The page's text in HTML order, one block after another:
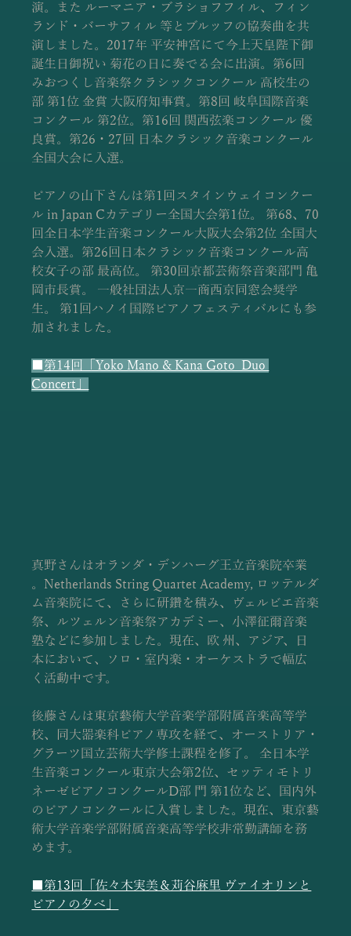
演。また ルーマニア・ブラショフフィル、フィン
ランド・バーサフィル 等とブルッフの協奏曲を共
演しました。2017年 平安神宮にて今上天皇陛下御
誕生日御祝い 菊花の日に奏でる会に出演。第6回
みおつくし音楽祭クラシックコンクール 高校生の
部 第1位 金賞 大阪府知事賞。第8回 岐阜国際音楽
コンクール 第2位。第16回 関西弦楽コンクール 優
良賞。第26・27回 日本クラシック音楽コンクール
全国大会に入選。
ピアノの山下さんは第1回スタインウェイコンクー
ル in Japan Cカテゴリー全国大会第1位。 第68、70
回全日本学生音楽コンクール大阪大会第2位 全国大
会入選。第26回日本クラシック音楽コンクール高
校女子の部 最高位。 第30回京都芸術祭音楽部門 亀
岡市長賞。 一般社団法人京一商西京同窓会奨学
生。 第1回ハノイ国際ピアノフェスティバルにも参
加されました。
第14回「Yoko Mano & Kana Goto  Duo
Concert」
真野さんはオランダ・デンハーグ王立音楽院卒業
。Netherlands String Quartet Academy, ロッテルダ
ム音楽院にて、さらに研鑽を積み、ヴェルビエ音楽
祭、ルツェルン音楽祭アカデミー、小澤征爾音楽
塾などに参加しました。現在、欧 州、アジア、日
本において、ソロ・室内楽・オーケストラで幅広
く活動中です。
後藤さんは東京藝術大学音楽学部附属音楽高等学
校、同大器楽科ピアノ専攻を経て、オーストリア・
グラーツ国立芸術大学修士課程を修了。 全日本学
生音楽コンクール東京大会第2位、セッティモトリ
ネーゼピアノコンクールD部 門 第1位など、国内外
のピアノコンクールに入賞しました。現在、東京藝
術大学音楽学部附属音楽高等学校非常勤講師を務
めます。
■第13回「佐々木実美＆苅谷麻里 ヴァイオリンと
ピアノの夕べ」